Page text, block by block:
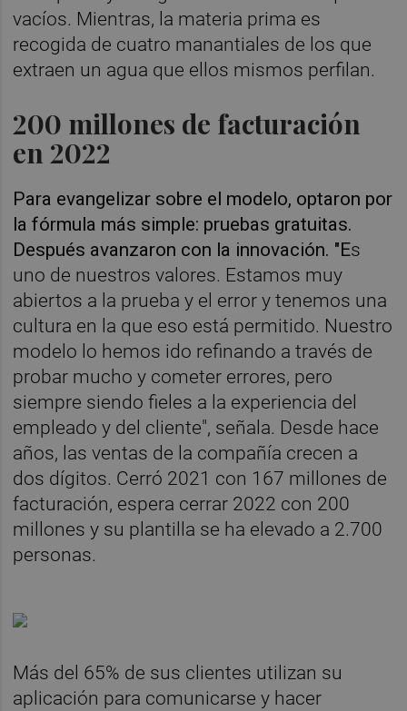
vacíos. Mientras, la materia prima es
recogida de cuatro manantiales de los que
extraen un agua que ellos mismos perfilan.
200 millones de facturación
en 2022
Para evangelizar sobre el modelo, optaron por
la fórmula más simple: pruebas gratuitas.
Después avanzaron con la innovación. "Es
uno de nuestros valores. Estamos muy
abiertos a la prueba y el error y tenemos una
cultura en la que eso está permitido. Nuestro
modelo lo hemos ido refinando a través de
probar mucho y cometer errores, pero
siempre siendo fieles a la experiencia del
empleado y del cliente", señala. Desde hace
años, las ventas de la compañía crecen a
dos dígitos. Cerró 2021 con 167 millones de
facturación, espera cerrar 2022 con 200
millones y su plantilla se ha elevado a 2.700
personas.
Más del 65% de sus clientes utilizan su
aplicación para comunicarse y hacer